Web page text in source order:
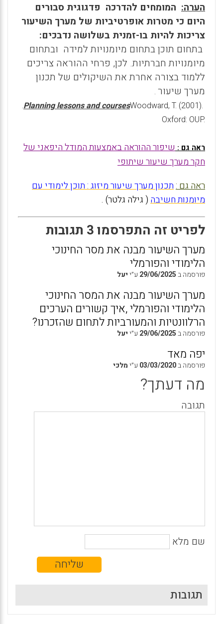
הערה: המומחים להדרכה פדגוגית סבורים
היום כי מטרות אופרטיביות של מערך השיעור
צריכות להיות בו-זמנית בשלושה נדבכים:
בתחום תוכן בתחום מיומנויות למידה ובתחום
מיומנויות חברתיות. לכן, פרחי ההוראה צריכים
ללמוד בצורה אחרת את השיקולים של תכנון
מערך שיעור .
Woodward, T. (2001).
Planning lessons and courses
.
Oxford: OUP.
ראה גם : שיפור ההוראה באמצעות המודל היפאני של
חקר מערך שיעור שיתופי
ראה גם :תכנון מערך שיעור מיזוג : תוכן לימודי עם
מיומנות חשיבה( גילה גלטר) .
לפריט זה התפרסמו 3 תגובות
מערך השיעור מבנה את מסר החינוכי
הלימודי והפורמלי
פורסמה ב29/06/2025 ע״ייעל
מערך השיעור מבנה את המסר החינוכי
הלימודי והפורמלי ,איך קשורים הערכים
הרלוונטיות והמעורביות לתחום שהזכרנו?
פורסמה ב29/06/2025 ע״ייעל
יפה מאד
פורסמה ב03/03/2020 ע״ימלכי
מה דעתך?
תגובה
שם מלא
תגובות